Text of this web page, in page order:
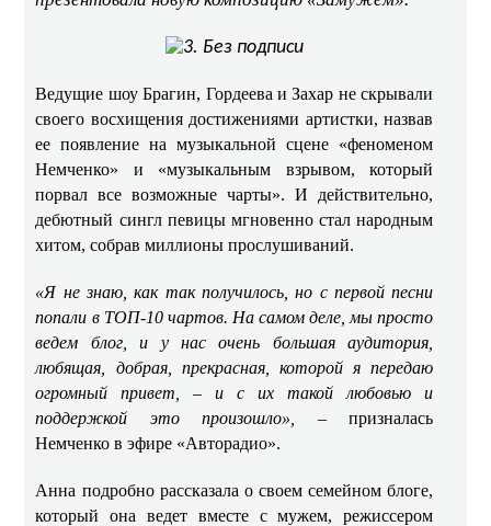
Ведущие шоу Брагин, Гордеева и Захар не скрывали
своего восхищения достижениями артистки, назвав
ее появление на музыкальной сцене «феноменом
Немченко» и «музыкальным взрывом, который
порвал все возможные чарты». И действительно,
дебютный сингл певицы мгновенно стал народным
хитом, собрав миллионы прослушиваний. ​​
«Я не знаю, как так получилось, но с первой песни
попали в ТОП-10 чартов. На самом деле, мы просто
ведем блог, и у нас очень большая аудитория,
любящая, добрая, прекрасная, которой я передаю
огромный привет, – и с их такой любовью и
поддержкой это произошло»,
– призналась
Немченко в эфире «Авторадио». ​
Анна подробно рассказала о своем семейном блоге,
который она ведет вместе с мужем, режиссером